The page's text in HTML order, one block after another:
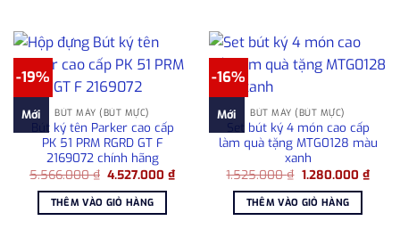
-19%
Mới BÚT MÁY (BÚT MỰC)
Bút ký tên Parker cao cấp
PK 51 PRM RGRD GT F
2169072 chính hãng
5.566.000₫ Giá
là:
5.566.000 ₫.
4.527.000₫Giá
hiện
4.527.000 ₫.
THÊM VÀO GIỎ HÀNG
-16%
Mới BÚT MÁY (BÚT MỰC)
Set bút ký 4 món cao cấp
làm quà tặng MTG0128 màu
xanh
1.525.000₫ Giá
là:
1.525.000 ₫.
1.280.000 ₫Giá
hiện
THÊM VÀO GIỎ HÀNG